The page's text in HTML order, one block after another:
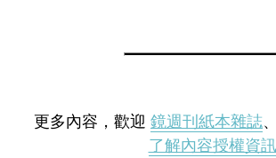
更多內容，歡迎 鏡週刊紙本雜誌、
了解內容授權資訊